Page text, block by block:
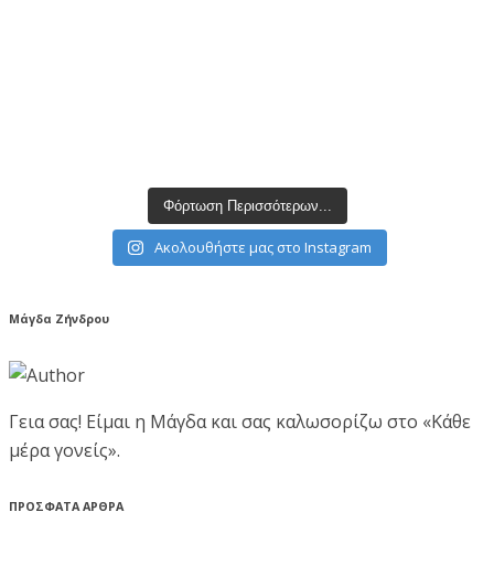
Φόρτωση Περισσότερων...
Ακολουθήστε μας στο Instagram
Μάγδα Ζήνδρου
Γεια σας! Είμαι η Μάγδα και σας καλωσορίζω στο «Κάθε
μέρα γονείς».
ΠΡΟΣΦΑΤΑ ΑΡΘΡΑ